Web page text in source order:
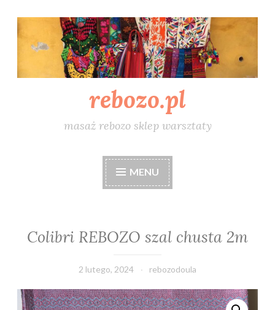
Skip
to
content
rebozo.pl
masaż rebozo sklep warsztaty
MENU
Colibri REBOZO szal chusta 2m
2 lutego, 2024 rebozodoula